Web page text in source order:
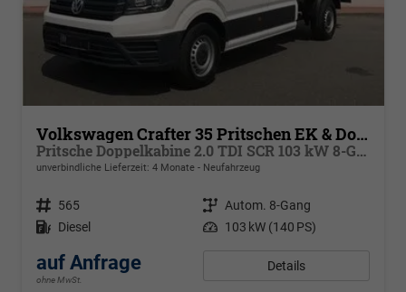
Volkswagen Crafter 35 Pritschen EK & Doka
Pritsche Doppelkabine 2.0 TDI SCR 103 kW 8-Gang Automatik, Klima, 6 Sitze
unverbindliche Lieferzeit: 4 Monate Neufahrzeug
Fahrzeugnr. 565 Getriebe Autom. 8-Gang
Kraftstoff Diesel Leistung 103 kW (140 PS)
auf Anfrage
ohne MwSt.
Details